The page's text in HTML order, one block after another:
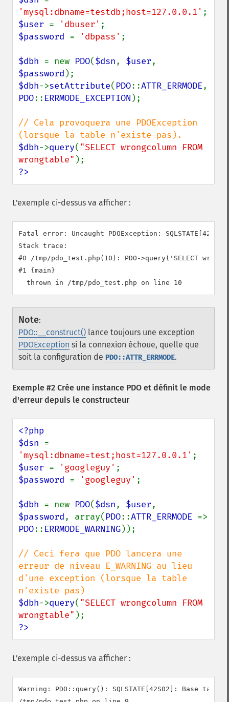
'mysql:dbname=testdb;host=127.0.0.1'
$user = 'dbuser'
$password = 'dbpass' ;
$dbh = new PDO($dsn, $user
$password
$dbh->setAttribute( PDO::ATTR_ERRMODE
PDO:: ERRMODE_EXCEPTION );
// Cela provoquera une PDOException
$dbh->query( "SELECT wrongcolumn FROM
wrongtable"
?>
L'exemple ci-dessus va afficher :
Fatal error: Uncaught PDOException:
Stack trace:
#0 /tmp/pdo_test.php(10): PDO->query('SELECT
#1 {main}
Note:
PDO::__construct() lance toujours une exception
PDOException si la connexion échoue, quelle que
soit la configuration de PDO::ATTR_ERRMODE.
Exemple #2 Crée une instance PDO et définit le mode
d'erreur depuis le constructeur
<?php
$dsn
'mysql:dbname=test;host=127.0.0.1'
$user = 'googleguy'
$password = 'googleguy' ;
$dbh = new PDO($dsn, $user
$password, array( PDO::ATTR_ERRMODE
PDO:: ERRMODE_WARNING));
// Ceci fera que PDO lancera une
erreur de niveau E_WARNING au lieu
d'une exception (lorsque la table
$dbh->query( "SELECT wrongcolumn FROM
wrongtable"
?>
L'exemple ci-dessus va afficher :
Warning: PDO::query(): SQLSTATE[42S02]: Base